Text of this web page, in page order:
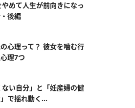
やめて人生が前向きになっ
後編
心理って？ 彼女を噛む行
理7つ
ない自分」と「妊産婦の健
で揺れ動く...